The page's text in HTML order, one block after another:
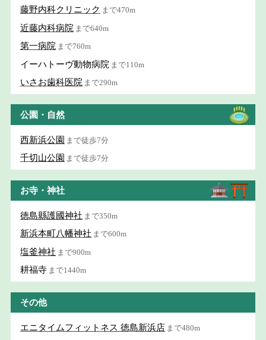
藤野内科クリニック まで470m
近藤内科病院 まで640m
第一病院 まで760m
イーハトーヴ動物病院 まで110m
いさお歯科医院 まで290m
公園・自然
西新浜公園 まで徒歩7分
千切山公園 まで徒歩7分
お寺・神社
徳島縣護國神社 まで350m
新浜本町八幡神社 まで600m
塩釜神社 まで900m
耕福寺 まで1440m
その他
エニタイムフィットネス 徳島新浜店 まで480m